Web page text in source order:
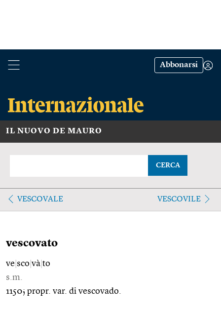
Abbonarsi
IL NUOVO DE MAURO
CERCA
VESCOVALE VESCOVILE
vescovato
ve sco và to
s.m.
1150; propr. var. di vescovado.